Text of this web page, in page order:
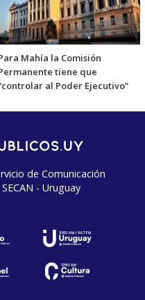
Mahía la Comisión
tiene que
al Poder Ejecutivo”
de Comunicación
- Uruguay